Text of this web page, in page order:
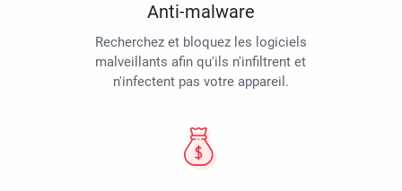
Anti-malware
Recherchez et bloquez les logiciels
malveillants afin qu'ils n'infiltrent et
n'infectent pas votre appareil.